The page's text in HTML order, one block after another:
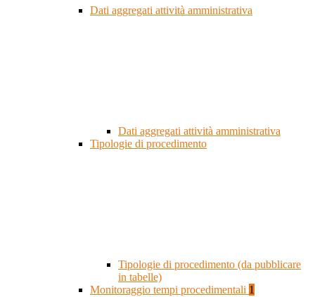
Dati aggregati attività amministrativa
Dati aggregati attività amministrativa
Tipologie di procedimento
Tipologie di procedimento (da pubblicare
in tabelle)
Monitoraggio tempi procedimentali 1